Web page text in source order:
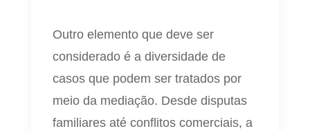
Outro elemento que deve ser
considerado é a diversidade de
casos que podem ser tratados por
meio da mediação. Desde disputas
familiares até conflitos comerciais, a